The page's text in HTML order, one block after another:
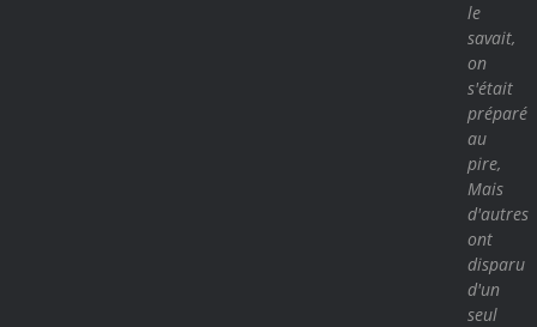
le
savait,
on
s'était
préparé
au
pire,
Mais
d'autres
ont
disparu
d'un
seul